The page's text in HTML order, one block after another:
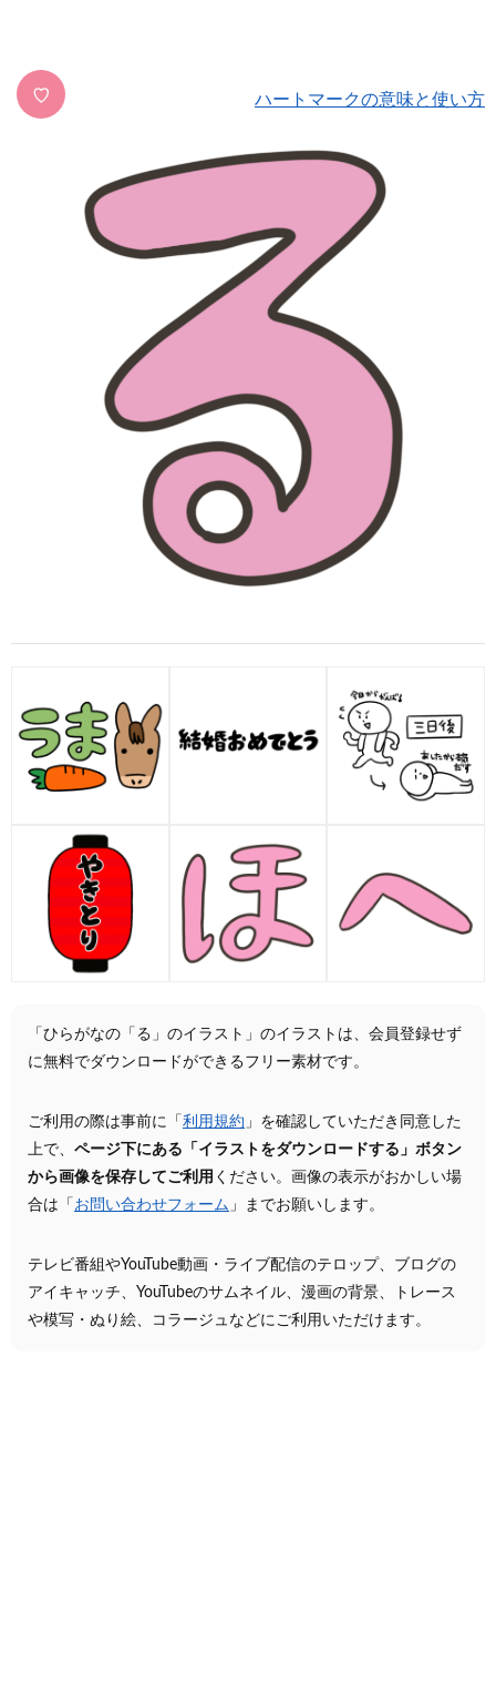
♡ ハートマークの意味と使い方
「ひらがなの「る」のイラスト」のイラストは、会員登録せず
に無料でダウンロードができるフリー素材です。
ご利用の際は事前に「 利用規約 」を確認していただき同意した
上で、 ページ下にある「イラストをダウンロードする」ボタン
から画像を保存してご利用 ください。画像の表示がおかしい場
合は「 お問い合わせフォーム 」までお願いします。
テレビ番組やYouTube動画・ライブ配信のテロップ、ブログの
アイキャッチ、YouTubeのサムネイル、漫画の背景、トレース
や模写・ぬり絵、コラージュなどにご利用いただけます。